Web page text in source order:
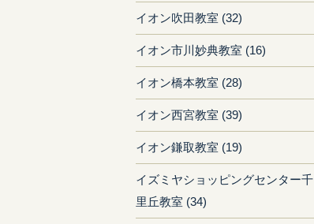
イオン吹田教室 (32)
イオン市川妙典教室 (16)
イオン橋本教室 (28)
イオン西宮教室 (39)
イオン鎌取教室 (19)
イズミヤショッピングセンター千
里丘教室 (34)